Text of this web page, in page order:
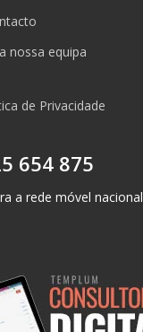
nossa equipa
de Privacidade
654 875
a rede móvel nacional